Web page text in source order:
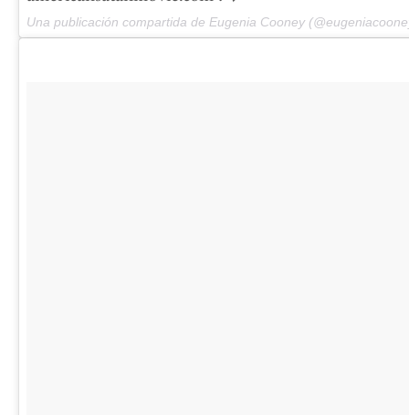
Una publicación compartida de Eugenia Cooney